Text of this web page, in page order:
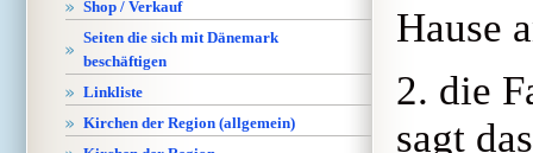
Shop / Verkauf
Seiten die sich mit Dänemark
beschäftigen
Linkliste
Kirchen der Region (allgemein)
Hause
2. die
sagt